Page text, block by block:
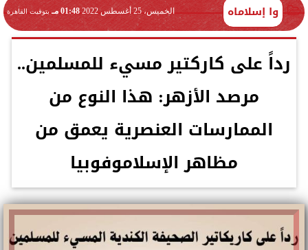
وا إسلاماه الخميس، 25 أغسطس 2022 01:48 مـ بتوقيت القاهرة
رداً على كاركتير مسيء للمسلمين..
مرصد الأزهر: هذا النوع من
الممارسات العنصرية يعمق من
مظاهر الإسلاموفوبيا